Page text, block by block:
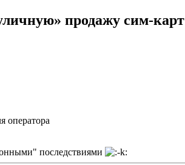
продажу сим-карт
оператора
последствиями